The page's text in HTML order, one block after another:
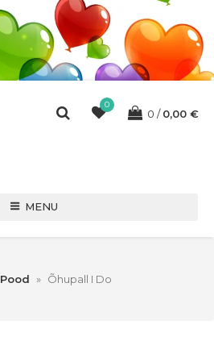
0
0 0,00 €
MENU
Pood » Õhupall I Do